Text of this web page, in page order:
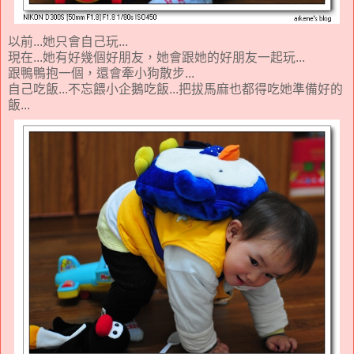
以前...她只會自己玩...
現在...她有好幾個好朋友，她會跟她的好朋友一起玩...
跟鴨鴨抱一個，還會牽小狗散步...
自己吃飯...不忘餵小企鵝吃飯...把拔馬麻也都得吃她準備好的
飯...